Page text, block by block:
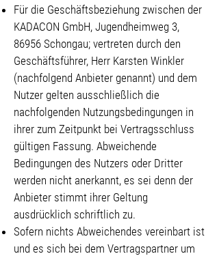
Für die Geschäftsbeziehung zwischen der
KADACON GmbH, Jugendheimweg 3,
86956 Schongau; vertreten durch den
Geschäftsführer, Herr Karsten Winkler
(nachfolgend Anbieter genannt) und dem
Nutzer gelten ausschließlich die
nachfolgenden Nutzungsbedingungen in
ihrer zum Zeitpunkt bei Vertragsschluss
gültigen Fassung. Abweichende
Bedingungen des Nutzers oder Dritter
werden nicht anerkannt, es sei denn der
Anbieter stimmt ihrer Geltung
ausdrücklich schriftlich zu.
Sofern nichts Abweichendes vereinbart ist
und es sich bei dem Vertragspartner um